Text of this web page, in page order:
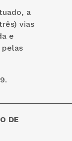
a
vias
e
pelas
DE